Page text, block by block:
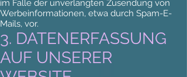
im Falle der unverlangten Zusendung von
Werbeinformationen, etwa durch Spam-E-
Mails, vor.
3. DATENERFASSUNG
AUF UNSERER